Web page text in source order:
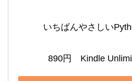
いちばんやさしい
890円　Kindle